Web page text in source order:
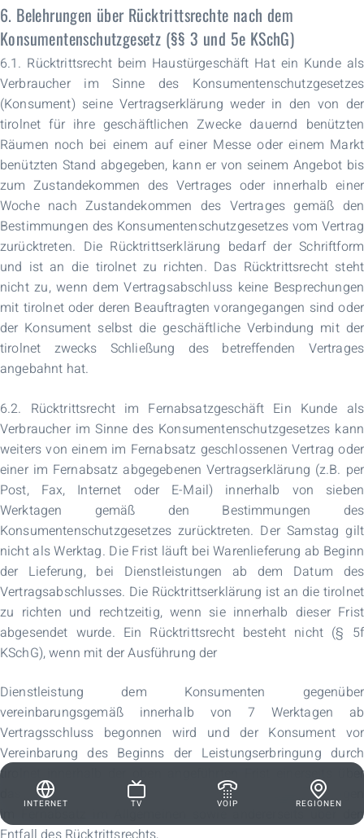
INTERNET TV VOIP REGIONEN
6. Belehrungen über Rücktrittsrechte nach dem
Konsumentenschutzgesetz (§§ 3 und 5e KSchG)
6.1. Rücktrittsrecht beim Haustürgeschäft Hat ein Kunde als
Verbraucher im Sinne des Konsumentenschutzgesetzes
(Konsument) seine Vertragserklärung weder in den von der
tirolnet für ihre geschäftlichen Zwecke dauernd benützten
Räumen noch bei einem auf einer Messe oder einem Markt
benützten Stand abgegeben, kann er von seinem Angebot bis
zum Zustandekommen des Vertrages oder innerhalb einer
Woche nach Zustandekommen des Vertrages gemäß den
Bestimmungen des Konsumentenschutzgesetzes vom Vertrag
zurücktreten. Die Rücktrittserklärung bedarf der Schriftform
und ist an die tirolnet zu richten. Das Rücktrittsrecht steht
nicht zu, wenn dem Vertragsabschluss keine Besprechungen
mit tirolnet oder deren Beauftragten vorangegangen sind oder
der Konsument selbst die geschäftliche Verbindung mit der
tirolnet zwecks Schließung des betreffenden Vertrages
angebahnt hat.
6.2. Rücktrittsrecht im Fernabsatzgeschäft Ein Kunde als
Verbraucher im Sinne des Konsumentenschutzgesetzes kann
weiters von einem im Fernabsatz geschlossenen Vertrag oder
einer im Fernabsatz abgegebenen Vertragserklärung (z.B. per
Post, Fax, Internet oder E-Mail) innerhalb von sieben
Werktagen gemäß den Bestimmungen des
Konsumentenschutzgesetzes zurücktreten. Der Samstag gilt
nicht als Werktag. Die Frist läuft bei Warenlieferung ab Beginn
der Lieferung, bei Dienstleistungen ab dem Datum des
Vertragsabschlusses. Die Rücktrittserklärung ist an die tirolnet
zu richten und rechtzeitig, wenn sie innerhalb dieser Frist
abgesendet wurde. Ein Rücktrittsrecht besteht nicht (§ 5f
KSchG), wenn mit der Ausführung der
Dienstleistung dem Konsumenten gegenüber
vereinbarungsgemäß innerhalb von 7 Werktagen ab
Vertragsschluss begonnen wird und der Konsument vor
Vereinbarung des Beginns der Leistungserbringung durch
tirolnet innerhalb der oben angeführten Frist einerseits über
das Bestehen des Rücktrittsrechtes bei Vertragserklärungen
im Fernabsatz im Allgemeinen sowie andererseits über den